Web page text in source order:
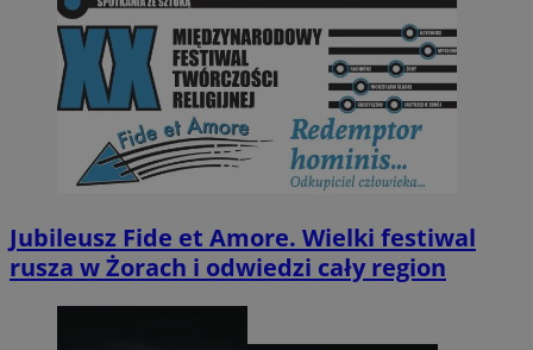
Jubileusz Fide et Amore. Wielki festiwal
rusza w Żorach i odwiedzi cały region